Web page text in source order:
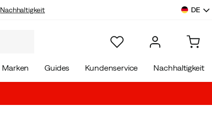
Nachhaltigkeit DE
Marken Guides Kundenservice Nachhaltigkeit